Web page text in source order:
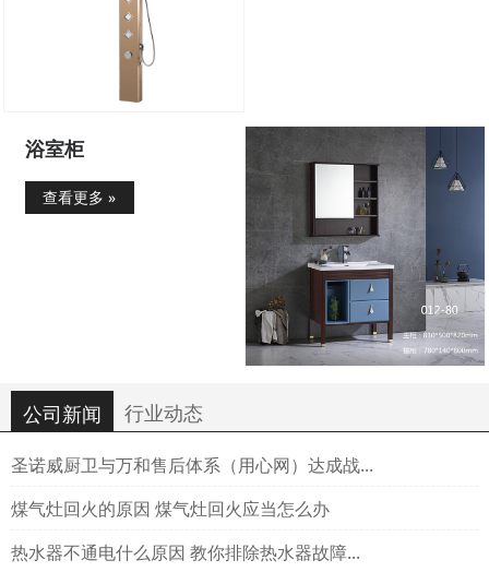
浴室柜
查看更多 »
公司新闻 行业动态
圣诺威厨卫与万和售后体系（用心网）达成战...
煤气灶回火的原因 煤气灶回火应当怎么办
热水器不通电什么原因 教你排除热水器故障...